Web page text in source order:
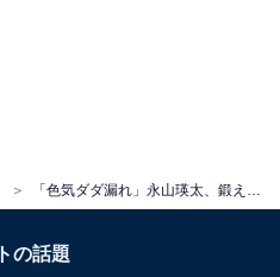
の話題